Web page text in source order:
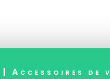
| Accessoires de